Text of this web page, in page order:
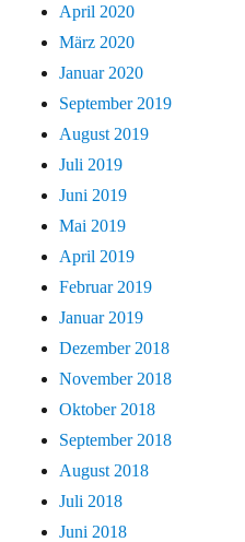
April 2020
März 2020
Januar 2020
September 2019
August 2019
Juli 2019
Juni 2019
Mai 2019
April 2019
Februar 2019
Januar 2019
Dezember 2018
November 2018
Oktober 2018
September 2018
August 2018
Juli 2018
Juni 2018